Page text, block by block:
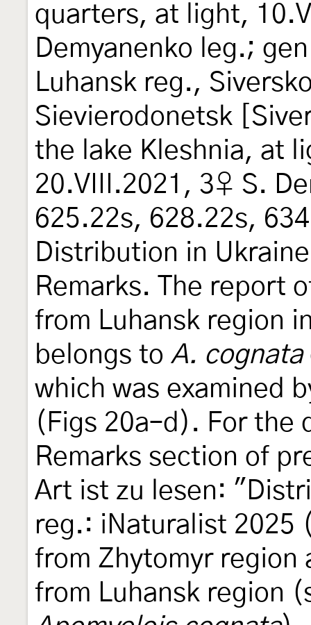
quarters, at light,
Demyanenko leg.;
Luhansk reg.,
Sievierodonetsk
the lake Kleshnia, at
20.VIII.2021, 3♀ S.
625.22s, 628.22s,
Distribution in
Remarks. The report
from Luhansk region
belongs to A. cognata
which was examined
(Figs 20a–d). For the
Remarks section of
Art ist zu lesen:
reg.: iNaturalist 2025
from Zhytomyr
from Luhansk region